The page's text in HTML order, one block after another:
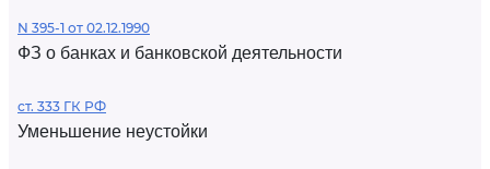
N 395-1 от 02.12.1990
ФЗ о банках и банковской деятельности
ст. 333 ГК РФ
Уменьшение неустойки